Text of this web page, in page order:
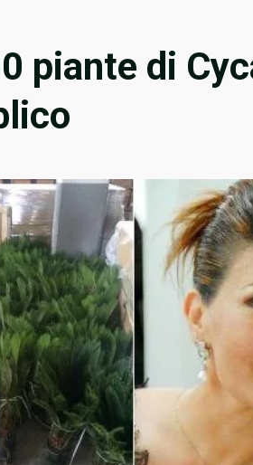
piante di